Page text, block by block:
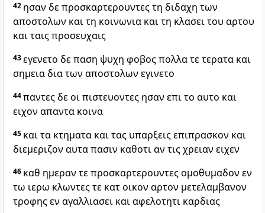
42 ησαν δε προσκαρτερουντες τη διδαχη των
αποστολων και τη κοινωνια και τη κλασει του αρτου
και ταις προσευχαις
43εγενετο δε παση ψυχη φοβος πολλα τε τερατα και
σημεια δια των αποστολων εγινετο
44παντες δε οι πιστευοντες ησαν επι το αυτο και
ειχον απαντα κοινα
45 και τα κτηματα και τας υπαρξεις επιπρασκον και
διεμεριζον αυτα πασιν καθοτι αν τις χρειαν ειχεν
46 καθ ημεραν τε προσκαρτερουντες ομοθυμαδον εν
τω ιερω κλωντες τε κατ οικον αρτον μετελαμβανον
τροφης εν αγαλλιασει και αφελοτητι καρδιας